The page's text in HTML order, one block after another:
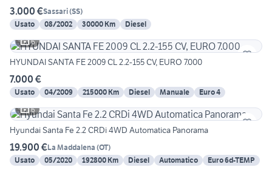
3.000 €Sassari(SS)
Usato
08/2002 30000 Km
Diesel
6
HYUNDAI SANTA FE 2009 CL 2.2-155 CV, EURO 7.000
7.000 €
Usato 04/2009 215000 Km Diesel Manuale
Euro 4
6
Hyundai Santa Fe 2.2 CRDi 4WD Automatica Panorama
19.900 €La Maddalena (OT)
Usato
05/2020 192800 Km Diesel Automatico Euro 6d-TEMP